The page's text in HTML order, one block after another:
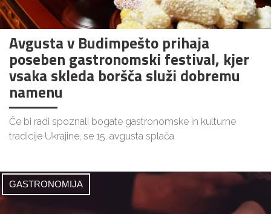
Avgusta v Budimpešto prihaja
poseben gastronomski festival, kjer
vsaka skleda boršča služi dobremu
namenu
Če bi radi spoznali bogate gastronomske in kulturne
tradicije Ukrajine, se 15. avgusta splača
GASTRONOMIJA